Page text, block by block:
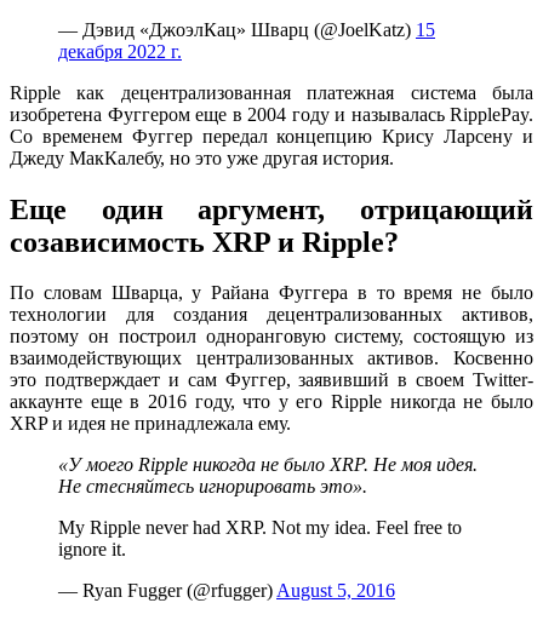
— Дэвид «ДжоэлКац» Шварц (@JoelKatz) 15
декабря 2022 г.
Ripple как децентрализованная платежная система была
изобретена Фуггером еще в 2004 году и называлась RipplePay.
Со временем Фуггер передал концепцию Крису Ларсену и
Джеду МакКалебу, но это уже другая история.
Еще один аргумент, отрицающий
созависимость XRP и Ripple?
По словам Шварца, у Райана Фуггера в то время не было
технологии для создания децентрализованных активов,
поэтому он построил одноранговую систему, состоящую из
взаимодействующих централизованных активов. Косвенно
это подтверждает и сам Фуггер, заявивший в своем Twitter-
аккаунте еще в 2016 году, что у его Ripple никогда не было
XRP и идея не принадлежала ему.
«У моего Ripple никогда не было XRP. Не моя идея.
Не стесняйтесь игнорировать это».
My Ripple never had XRP. Not my idea. Feel free to
ignore it.
— Ryan Fugger (@rfugger)August 5, 2016